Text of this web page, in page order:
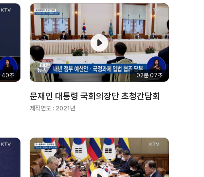
를
입
력
하
세
요
40초 02분 07초
문재인 대통령 국회의장단 초청간담회
제작연도 : 2021년